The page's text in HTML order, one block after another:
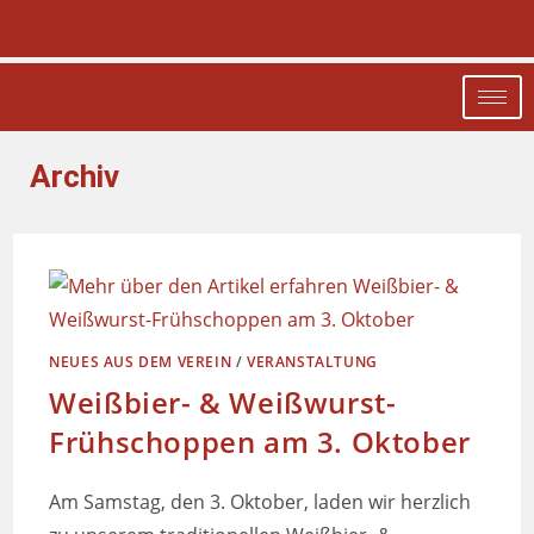
Archiv
NEUES AUS DEM VEREIN /VERANSTALTUNG
Weißbier- & Weißwurst-
Frühschoppen am 3. Oktober
Am Samstag, den 3. Oktober, laden wir herzlich